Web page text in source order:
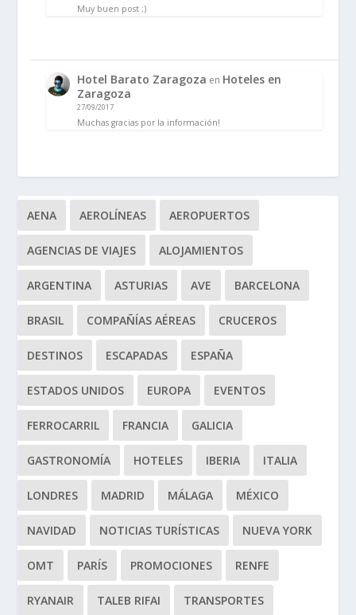
Muy buen post ;)
Hotel Barato Zaragoza en Hoteles en
Zaragoza
27/09/2017
Muchas gracias por la información!
AENA AEROLÍNEAS AEROPUERTOS
AGENCIAS DE VIAJES ALOJAMIENTOS
ARGENTINA ASTURIAS AVE BARCELONA
BRASIL COMPAÑÍAS AÉREAS CRUCEROS
DESTINOS ESCAPADAS ESPAÑA
ESTADOS UNIDOS EUROPA EVENTOS
FERROCARRIL FRANCIA GALICIA
GASTRONOMÍA HOTELES IBERIA ITALIA
LONDRES MADRID MÁLAGA MÉXICO
NAVIDAD NOTICIAS TURÍSTICAS NUEVA YORK
OMT PARÍS PROMOCIONES RENFE
RYANAIR TALEB RIFAI TRANSPORTES